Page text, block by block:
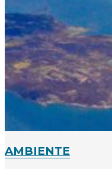
AMBIENTE